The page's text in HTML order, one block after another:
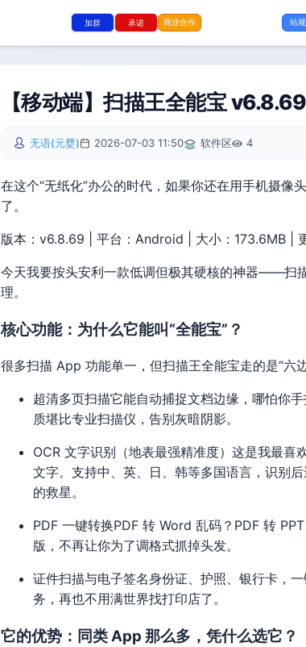
加群 承诺 商业合作 站规
【移动端】扫描王全能宝
无语(元婴) 2026-07-03 11:50 软件区 4
在这个“无纸化”办公的时代，如果你还在用手机摄像
了。
版本：v6.8.69 | 平台：Android | 大小：173.6MB |
今天我要按头安利一款低调但极其硬核的神器——扫
理。
核心功能：为什么它能叫“全能宝”？
很多扫描 App 功能单一，但扫描王全能宝走的是“六
超清多页扫描它能自动捕捉文档边缘，哪怕你
质堪比专业扫描仪，告别灰暗阴影。
OCR 文字识别（地表最强精准度）这是我最喜
文字。支持中、英、日、韩等多国语言，识别
的救星。
PDF 一键转换PDF 转 Word 乱码？PDF 转
版，不再让你为了调格式抓掉头发。
证件扫描与电子签名身份证、护照、银行卡，
务，再也不用满世界找打印店了。
它的优势：同类 App 那么多，凭什么选它？